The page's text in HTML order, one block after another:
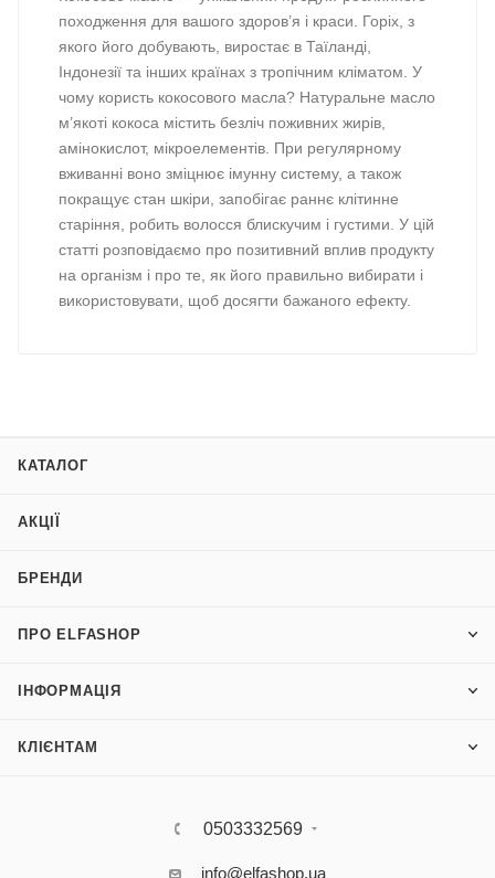
походження для вашого здоров’я і краси. Горіх, з
якого його добувають, виростає в Таїланді,
Індонезії та інших країнах з тропічним кліматом. У
чому користь кокосового масла? Натуральне масло
м’якоті кокоса містить безліч поживних жирів,
амінокислот, мікроелементів. При регулярному
вживанні воно зміцнює імунну систему, а також
покращує стан шкіри, запобігає раннє клітинне
старіння, робить волосся блискучим і густими. У цій
статті розповідаємо про позитивний вплив продукту
на організм і про те, як його правильно вибирати і
використовувати, щоб досягти бажаного ефекту.
КАТАЛОГ
АКЦІЇ
БРЕНДИ
ПРО ELFASHOP
ІНФОРМАЦІЯ
КЛІЄНТАМ
0503332569
info@elfashop.ua